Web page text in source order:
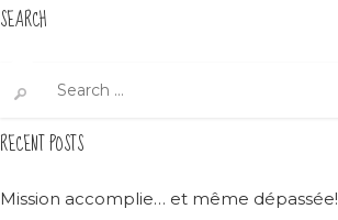
SEARCH
for:
RECENT POSTS
Mission accomplie… et même dépassée!